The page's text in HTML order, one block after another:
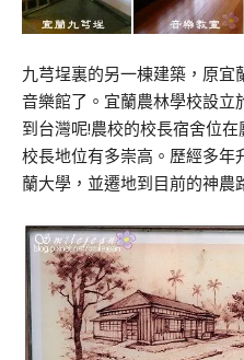
九芎埕裏的另一棟建築，原宜
音樂館了。宜蘭農林學校設
到台灣呢!農校的校長宿舍位
校長地位有多崇高。歷經多年
蘭大學，並遷地到目前的神農